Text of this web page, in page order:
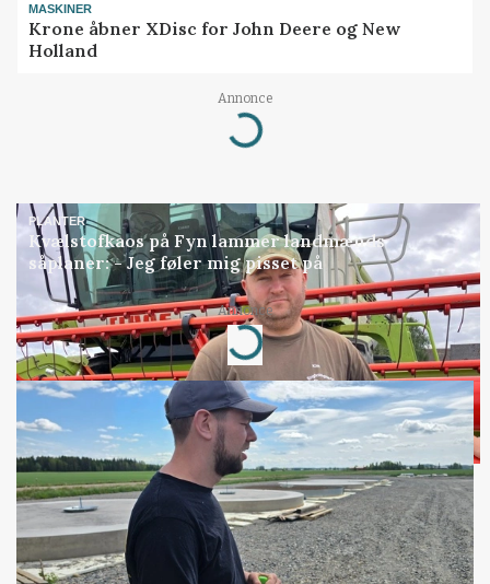
MASKINER
Krone åbner XDisc for John Deere og New
Holland
Annonce
Loading...
PLANTER
Kvælstofkaos på Fyn lammer landmænds
såplaner: - Jeg føler mig pisset på
Annonce
Loading...